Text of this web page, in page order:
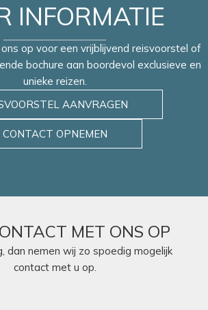
INFORMATIE
op voor een vrijblijvend reisvoorstel of
bochure aan boordevol exclusieve en
unieke reizen.
AANVRAGEN
CONTACT OPNEMEN
MET ONS OP
dan nemen wij zo spoedig mogelijk
contact met u op.